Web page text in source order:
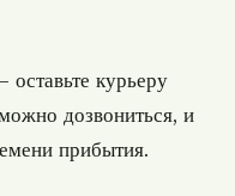
оставьте курьеру
дозвониться, и
прибытия.